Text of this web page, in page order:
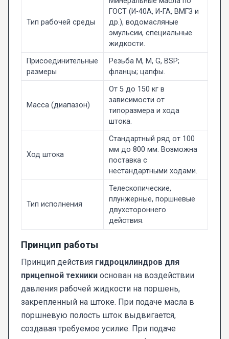
Тип рабочей среды
ГОСТ (И-40А, И-ГА, ВМГЗ и
др.), водомасляные
эмульсии, специальные
жидкости.
Присоединительные
размеры
Резьба М, М, G, BSP;
фланцы; цапфы.
Масса (диапазон)
От 5 до 150 кг в
зависимости от
типоразмера и хода
штока.
Ход штока
Стандартный ряд от 100
мм до 800 мм. Возможна
поставка с
нестандартными ходами.
Тип исполнения
Телескопические,
плунжерные, поршневые
двухстороннего
действия.
Принцип работы
Принцип действия гидроцилиндров для
прицепной техники основан на воздействии
давления рабочей жидкости на поршень,
закрепленный на штоке. При подаче масла в
поршневую полость шток выдвигается,
создавая требуемое усилие. При подаче